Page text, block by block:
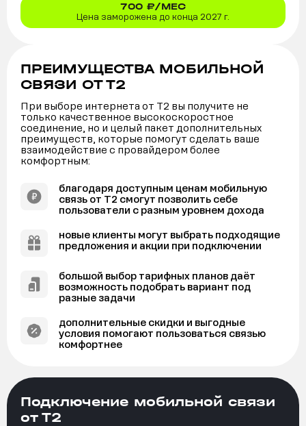
700 ₽/МЕС
Цена заморожена до конца 2027 г.
Подключение мобильной связи
от Т2
ПРЕИМУЩЕСТВА МОБИЛЬНОЙ
СВЯЗИ ОТ Т2
При выборе интернета от Т2 вы получите не
только качественное высокоскоростное
соединение, но и целый пакет дополнительных
преимуществ, которые помогут сделать ваше
взаимодействие с провайдером более
комфортным:
благодаря доступным ценам мобильную
связь от Т2 смогут позволить себе
пользователи с разным уровнем дохода
новые клиенты могут выбрать подходящие
предложения и акции при подключении
большой выбор тарифных планов даёт
возможность подобрать вариант под
разные задачи
дополнительные скидки и выгодные
условия помогают пользоваться связью
комфортнее